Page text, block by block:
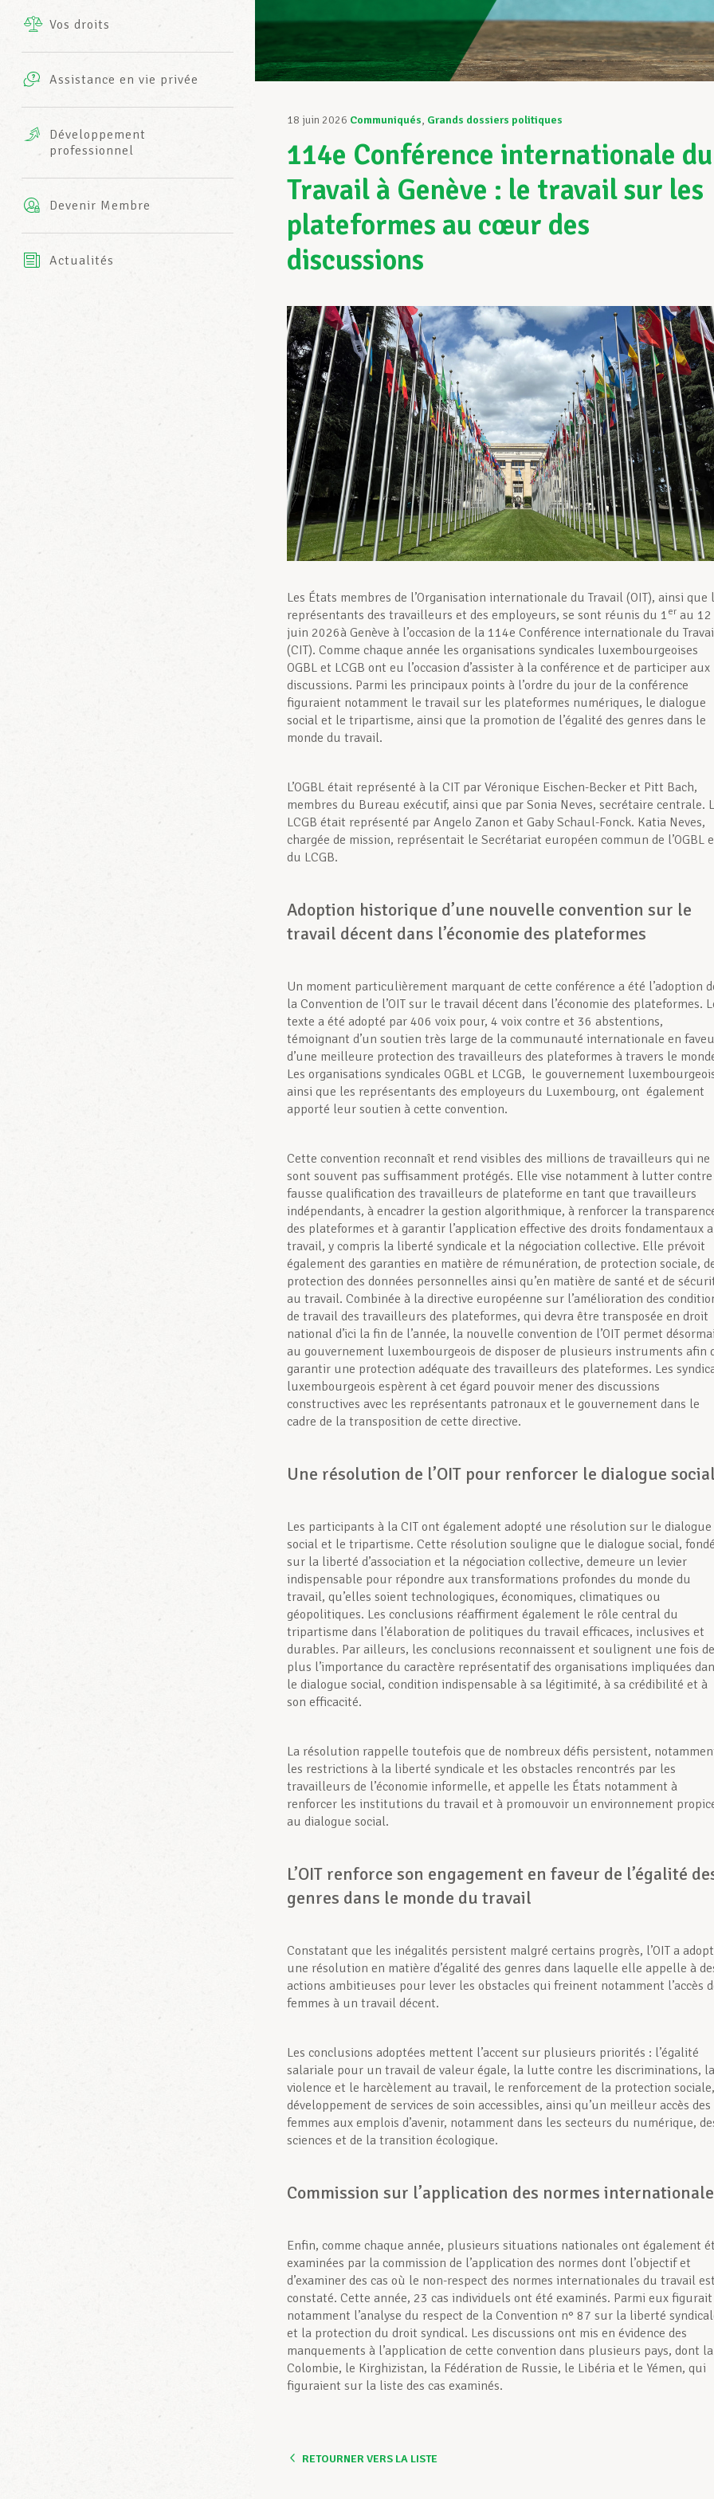
INFO-CENTER
Vos droits
Assistance en vie privée
complémentaires
AXA
Développement
professionnel
Devenir Membre
Actualités
18 juin 2026 Communiqués, Grands dossiers politiques
114e Conférence internationale du
Travail à Genève : le travail sur les
plateformes au cœur des
discussions
Les États membres de l’Organisation internationale du Travail (OIT), ainsi que
représentants des travailleurs et des employeurs, se sont réunis du 1 er au 12
juin 2026à Genève à l’occasion de la 114e Conférence internationale du
(CIT). Comme chaque année les organisations syndicales luxembourgeoises
OGBL et LCGB ont eu l’occasion d’assister à la conférence et de participer aux
discussions. Parmi les principaux points à l’ordre du jour de la conférence
figuraient notamment le travail sur les plateformes numériques, le dialogue
social et le tripartisme, ainsi que la promotion de l’égalité des genres dans le
monde du travail.
L’OGBL était représenté à la CIT par Véronique Eischen-Becker et Pitt Bach,
membres du Bureau exécutif, ainsi que par Sonia Neves, secrétaire centrale.
LCGB était représenté par Angelo Zanon et Gaby Schaul-Fonck. Katia Neves,
chargée de mission, représentait le Secrétariat européen commun de l’OGBL
du LCGB.
Adoption historique d’une nouvelle convention sur le
travail décent dans l’économie des plateformes
Un moment particulièrement marquant de cette conférence a été l’adoption
la Convention de l’OIT sur le travail décent dans l’économie des plateformes.
texte a été adopté par 406 voix pour, 4 voix contre et 36 abstentions,
témoignant d’un soutien très large de la communauté internationale en
d’une meilleure protection des travailleurs des plateformes à travers le
Les organisations syndicales OGBL et LCGB, le gouvernement
ainsi que les représentants des employeurs du Luxembourg, ont également
apporté leur soutien à cette convention.
Cette convention reconnaît et rend visibles des millions de travailleurs qui ne
sont souvent pas suffisamment protégés. Elle vise notamment à lutter
fausse qualification des travailleurs de plateforme en tant que travailleurs
indépendants, à encadrer la gestion algorithmique, à renforcer la
des plateformes et à garantir l’application effective des droits fondamentaux
travail, y compris la liberté syndicale et la négociation collective. Elle prévoit
également des garanties en matière de rémunération, de protection sociale,
protection des données personnelles ainsi qu’en matière de santé et de
au travail. Combinée à la directive européenne sur l’amélioration des
de travail des travailleurs des plateformes, qui devra être transposée en droit
national d’ici la fin de l’année, la nouvelle convention de l’OIT permet
au gouvernement luxembourgeois de disposer de plusieurs instruments afin
garantir une protection adéquate des travailleurs des plateformes. Les
luxembourgeois espèrent à cet égard pouvoir mener des discussions
constructives avec les représentants patronaux et le gouvernement dans le
cadre de la transposition de cette directive.
Une résolution de l’OIT pour renforcer le dialogue social
Les participants à la CIT ont également adopté une résolution sur le dialogue
social et le tripartisme. Cette résolution souligne que le dialogue social, fondé
sur la liberté d’association et la négociation collective, demeure un levier
indispensable pour répondre aux transformations profondes du monde du
travail, qu’elles soient technologiques, économiques, climatiques ou
géopolitiques. Les conclusions réaffirment également le rôle central du
tripartisme dans l’élaboration de politiques du travail efficaces, inclusives et
durables. Par ailleurs, les conclusions reconnaissent et soulignent une fois de
plus l’importance du caractère représentatif des organisations impliquées
le dialogue social, condition indispensable à sa légitimité, à sa crédibilité et à
son efficacité.
La résolution rappelle toutefois que de nombreux défis persistent,
les restrictions à la liberté syndicale et les obstacles rencontrés par les
travailleurs de l’économie informelle, et appelle les États notamment à
renforcer les institutions du travail et à promouvoir un environnement
au dialogue social.
L’OIT renforce son engagement en faveur de l’égalité
genres dans le monde du travail
Constatant que les inégalités persistent malgré certains progrès, l’OIT a
une résolution en matière d’égalité des genres dans laquelle elle appelle à
actions ambitieuses pour lever les obstacles qui freinent notamment l’accès
femmes à un travail décent.
Les conclusions adoptées mettent l’accent sur plusieurs priorités : l’égalité
salariale pour un travail de valeur égale, la lutte contre les discriminations, la
violence et le harcèlement au travail, le renforcement de la protection
développement de services de soin accessibles, ainsi qu’un meilleur accès des
femmes aux emplois d’avenir, notamment dans les secteurs du numérique,
sciences et de la transition écologique.
Commission sur l’application des normes
Enfin, comme chaque année, plusieurs situations nationales ont également
examinées par la commission de l’application des normes dont l’objectif et
d’examiner des cas où le non-respect des normes internationales du travail est
constaté. Cette année, 23 cas individuels ont été examinés. Parmi eux figurait
notamment l’analyse du respect de la Convention n° 87 sur la liberté
et la protection du droit syndical. Les discussions ont mis en évidence des
manquements à l’application de cette convention dans plusieurs pays, dont la
Colombie, le Kirghizistan, la Fédération de Russie, le Libéria et le Yémen, qui
figuraient sur la liste des cas examinés.
RETOURNER VERS LA LISTE